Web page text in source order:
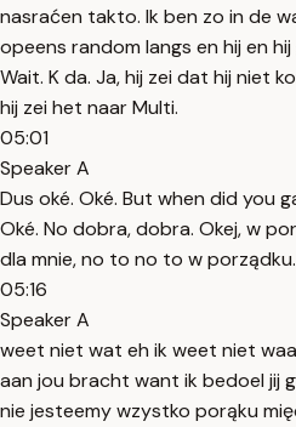
nasraćen takto. Ik ben zo in de
opeens random langs en hij en
Wait. K da. Ja, hij zei dat hij niet
hij zei het naar Multi.
05:01
Speaker A
Dus oké. Oké. But when did you
Oké. No dobra, dobra. Okej, w
dla mnie, no to no to w
05:16
Speaker A
weet niet wat eh ik weet niet
aan jou bracht want ik bedoel jij
nie jesteemy wzystko porąku